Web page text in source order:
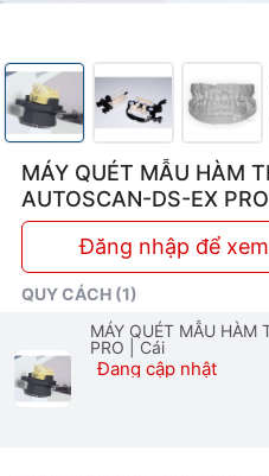
MÁY QUÉT MẪU HÀM
AUTOSCAN-DS-EX
Đăng nhập để
QUY CÁCH (1)
MÁY QUÉT MẪU HÀM
PRO
| Cái
Đang cập nhật